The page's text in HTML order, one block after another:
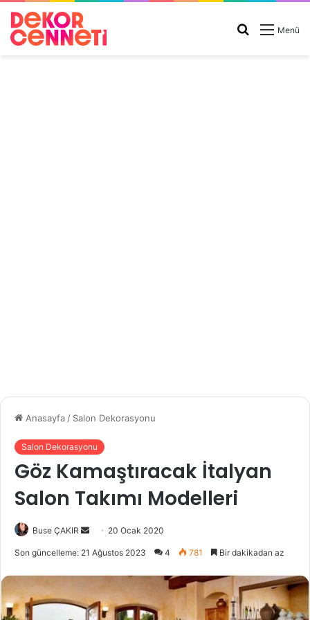
Menü
Arama
Anasayfa / Salon Dekorasyonu
Salon Dekorasyonu
Göz Kamaştıracak İtalyan
Salon Takımı Modelleri
Buse ÇAKIR
p
20 Ocak 2020
Son güncelleme: 21 Ağustos 2023 4 781 Bir dakikadan az